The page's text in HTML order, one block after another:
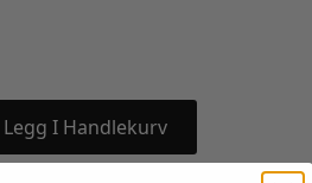
Legg I Handlekurv